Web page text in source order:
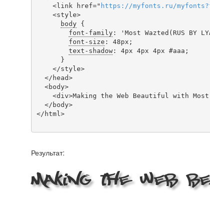
    <link href="
https ://myfonts . ru /myfonts?
body {
font-family: 'Most Wazted(RUS BY
font-size : 48px;
text-shadow: 4px 4px 4px #aaa;
</html>
Результат:
Making the Web